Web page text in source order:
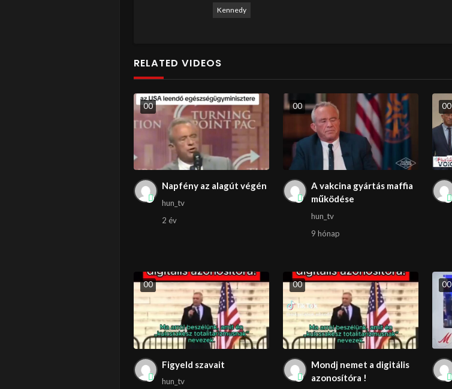
Kennedy
RELATED VIDEOS
00
Napfény az alagút végén
hun_tv
2 év
00
A vakcina gyártás maffia
működése
hun_tv
9 hónap
00
00
Figyeld szavait
hun_tv
00
Mondj nemet a digitális
azonosítóra !
00